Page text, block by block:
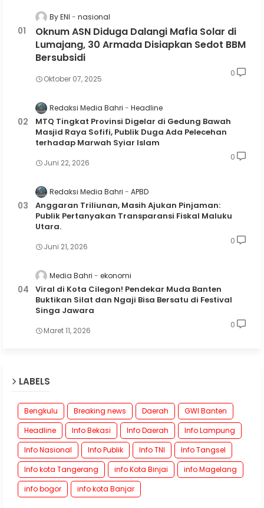
By ENI nasional
Oknum ASN Diduga Dalangi Mafia Solar di
Lumajang, 30 Armada Disiapkan Sedot BBM
Bersubsidi
Oktober 07, 2025
0
Redaksi Media Bahri Headline
MTQ Tingkat Provinsi Digelar di Gedung Bawah
Masjid Raya Sofifi, Publik Duga Ada Pelecehan
terhadap Marwah Syiar Islam
Juni 22, 2026
0
Redaksi Media Bahri APBD
Anggaran Triliunan, Masih Ajukan Pinjaman:
Publik Pertanyakan Transparansi Fiskal Maluku
Utara.
Juni 21, 2026
0
Media Bahri ekonomi
Viral di Kota Cilegon! Pendekar Muda Banten
Buktikan Silat dan Ngaji Bisa Bersatu di Festival
Singa Jawara
Maret 11, 2026
0
LABELS
Bengkulu Breaking news Daerah
GWI Banten
Headline
Info Bekasi Info Daerah
Info Lampung
Info Nasional
Info Publik Info TNI
Info Tangsel
Info kota Tangerang
info Kota Binjai
info Magelang
info bogor
info kota Banjar